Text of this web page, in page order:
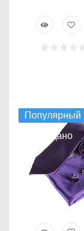
Популярный
Продано